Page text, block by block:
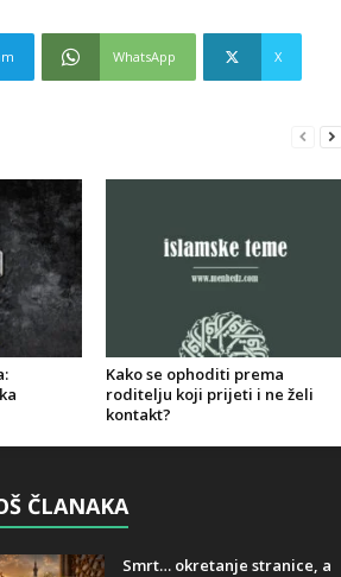
WhatsApp X
Kako se ophoditi prema
roditelju koji prijeti i ne želi
kontakt?
ČLANAKA
Smrt… okretanje stranice, a